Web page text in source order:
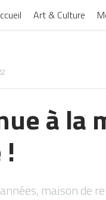
Art & Culture
à la
maison de